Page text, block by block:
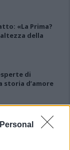
«La Prima?
della
di
storia d’amore
regola il Fonni
per il sogno